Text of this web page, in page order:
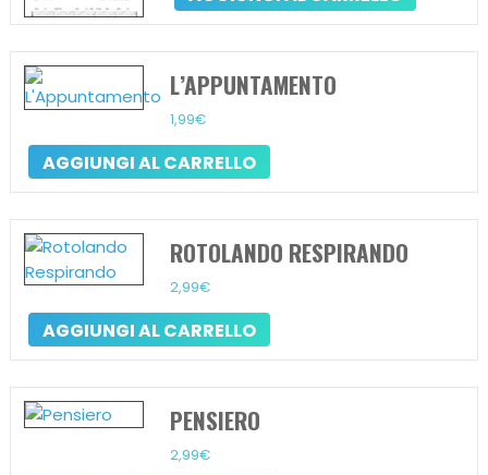
L’APPUNTAMENTO
1,99€
AGGIUNGI AL CARRELLO
ROTOLANDO RESPIRANDO
2,99€
AGGIUNGI AL CARRELLO
PENSIERO
2,99€